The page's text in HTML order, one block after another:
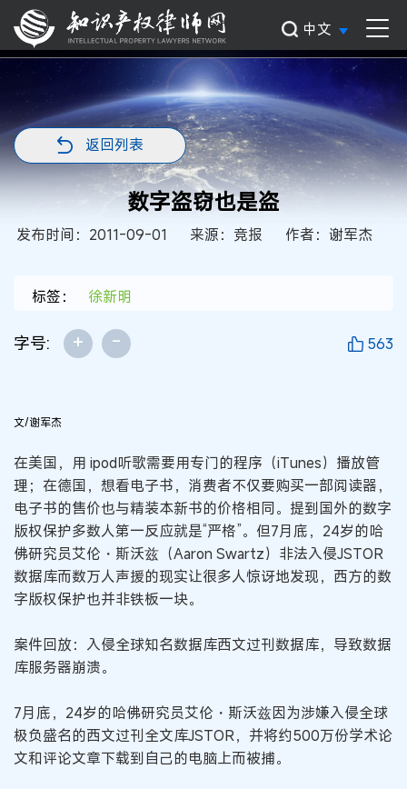
中文
返回列表
数字盗窃也是盗
发布时间：2011-09-01 来源：竞报 作者：谢军杰
标签： 徐新明
字号: + - 563
文/谢军杰
在美国，用 ipod听歌需要用专门的程序（iTunes）播放管
理；在德国，想看电子书，消费者不仅要购买一部阅读器，
电子书的售价也与精装本新书的价格相同。提到国外的数字
版权保护多数人第一反应就是“严格”。但7月底，24岁的哈
佛研究员艾伦・斯沃兹（Aaron Swartz）非法入侵JSTOR
数据库而数万人声援的现实让很多人惊讶地发现，西方的数
字版权保护也并非铁板一块。
案件回放：入侵全球知名数据库西文过刊数据库，导致数据
库服务器崩溃。
7月底，24岁的哈佛研究员艾伦・斯沃兹因为涉嫌入侵全球
极负盛名的西文过刊全文库JSTOR，并将约500万份学术论
文和评论文章下载到自己的电脑上而被捕。